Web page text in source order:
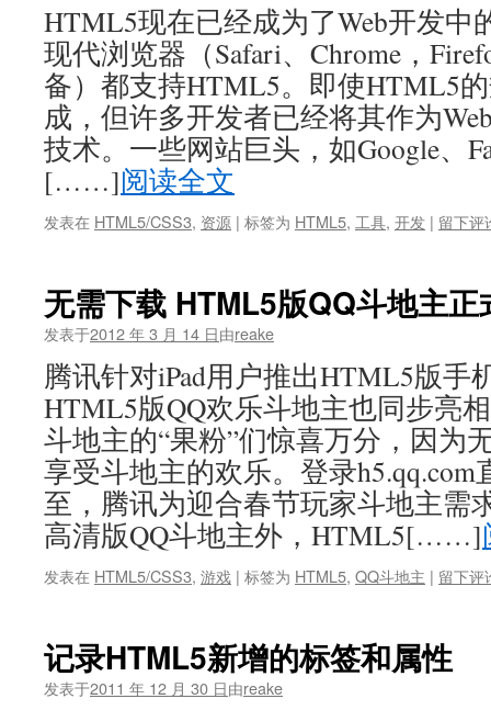
HTML5现在已经成为了Web开发中
现代浏览器（Safari、Chrome，
备）都支持HTML5。即使HTML5
成，但许多开发者已经将其作为
技术。一些网站巨头，如Google、
[……]阅读全文
发表在 HTML5/CSS3, 资源 | 标签为 HTML5, 工具, 开发 | 留下评
无需下载 HTML5版QQ斗地主正
发表于2012 年 3 月 14 日由reake
腾讯针对iPad用户推出HTML5版手
HTML5版QQ欢乐斗地主也同步亮
斗地主的“果粉”们惊喜万分，因为
享受斗地主的欢乐。登录
至，腾讯为迎合春节玩家斗地主需
高清版QQ斗地主外，HTML5[……]
发表在 HTML5/CSS3, 游戏 | 标签为 HTML5, QQ斗地主 | 留下评
记录HTML5新增的标签和属性
发表于2011 年 12 月 30 日由reake